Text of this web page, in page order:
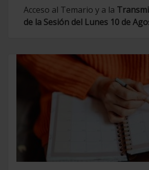
Acceso al Temario y a la
de la Sesión del Lunes 10 de